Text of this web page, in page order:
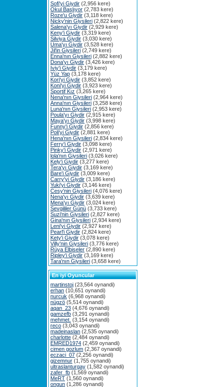
Sofi'yi Giydir (2,956 kere)
Okul Başlıyor (2,783 kere)
Roze'u Giydir (3,118 kere)
Nicky'nin Giysileri (2,822 kere)
Salena'yı Giydir (2,929 kere)
Keny'i Giydir (3,319 kere)
Silviya Giydir (3,030 kere)
Uma'yı Giydir (3,528 kere)
Jil'in Giysileri (2,749 kere)
Enna'nın Giysileri (2,882 kere)
Dona'yı Giydir (3,426 kere)
Iviy'i Giydir (3,179 kere)
Yüz Yap (3,178 kere)
Kori'yi Giydir (3,852 kere)
Koni'yi Giydir (3,923 kere)
Sportif Kız (3,265 kere)
Nena'nın Giysileri (2,964 kere)
Anna'nın Giysileri (3,258 kere)
Luna'nın Giysileri (2,953 kere)
Poula'yı Giydir (2,915 kere)
Maya'yı Giydir (3,998 kere)
Funny'i Giydir (2,856 kere)
Poli'yi Giydir (2,881 kere)
Hena'nın Giysileri (2,834 kere)
Ferry'i Giydir (3,098 kere)
Pinky'i Giydir (2,971 kere)
lola'nın Giysileri (3,026 kere)
Kely'i Giydir (3,277 kere)
Tera'yı Giydir (3,169 kere)
Bare'i Giydir (3,009 kere)
Carry'yi Giydir (3,186 kere)
Yuki'yi Giydir (3,146 kere)
Cesy'nin Giysileri (4,076 kere)
Nena'yı Giydir (3,639 kere)
Mena'yı Giydir (3,024 kere)
Sevgililer Günü (3,733 kere)
Suzi'nin Giysileri (2,827 kere)
Gina'nın Giysileri (2,934 kere)
Leni'yi Giydir (2,927 kere)
Pearl'i Giydir (2,824 kere)
Kety'i Giydir (3,078 kere)
Villy'nin Giysileri (3,776 kere)
Rüya Elbiseler (2,890 kere)
Ripley'i Giydir (3,169 kere)
Tara'nın Giysileri (3,658 kere)
En iyi Oyuncular
martinstoj (23,564 oynandi)
erhan (10,651 oynandi)
nurcuk (6,968 oynandi)
nügzö (5,514 oynandi)
aqan_23 (4,676 oynandi)
gamzefb (3,291 oynandi)
mehmet. (3,154 oynandi)
reco (3,043 oynandi)
madeinaslan (2,535 oynandi)
charlotte (2,484 oynandi)
EMRED1974 (2,459 oynandi)
cimen gozlum (2,367 oynandi)
eczaci_07 (2,256 oynandi)
gizemnur (1,755 oynandi)
ultraslanturgay (1,582 oynandi)
zafer_fb (1,569 oynandi)
MeRT (1,560 oynandi)
ongun (1,286 oynandi)